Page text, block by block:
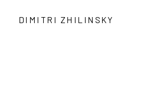
DIMITRI ZHILINSKY